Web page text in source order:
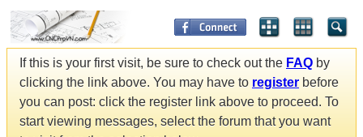
If this is your first visit, be sure to check out the FAQ by
clicking the link above. You may have to register before
you can post: click the register link above to proceed. To
start viewing messages, select the forum that you want